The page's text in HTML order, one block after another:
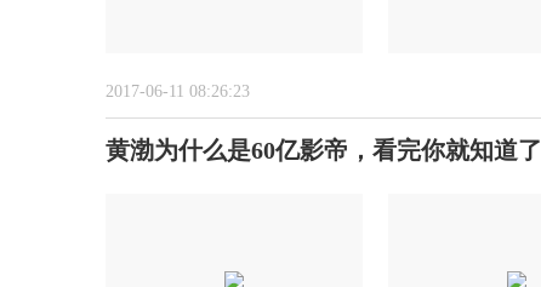
2017-06-11 08:26:23
黄渤为什么是60亿影帝，看完你就知道了